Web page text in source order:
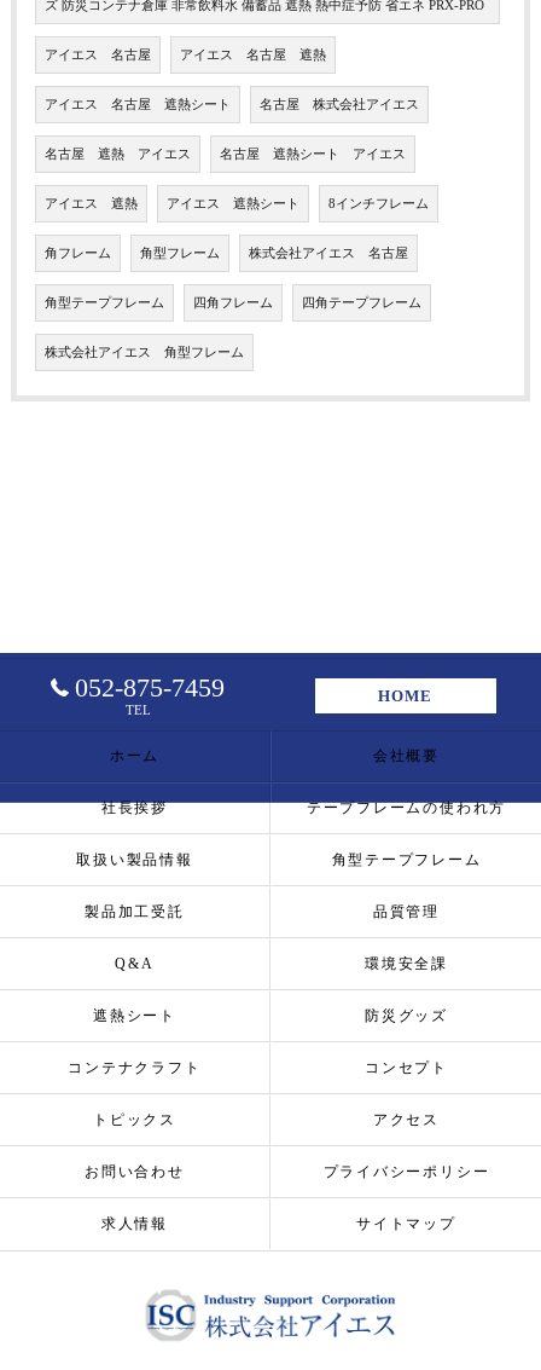
ズ 防災コンテナ倉庫 非常飲料水 備蓄品 遮熱 熱中症予防 省エネ PRX-PRO
アイエス 名古屋 アイエス 名古屋 遮熱
アイエス 名古屋 遮熱シート 名古屋 株式会社アイエス
名古屋 遮熱 アイエス 名古屋 遮熱シート アイエス
アイエス 遮熱 アイエス 遮熱シート 8インチフレーム
角フレーム 角型フレーム 株式会社アイエス 名古屋
角型テープフレーム 四角フレーム 四角テープフレーム
株式会社アイエス 角型フレーム
052-875-7459
TEL
HOME
ホーム 会社概要
社長挨拶 テープフレームの使われ方
取扱い製品情報 角型テープフレーム
製品加工受託 品質管理
Q&A 環境安全課
遮熱シート 防災グッズ
コンテナクラフト コンセプト
トピックス アクセス
お問い合わせ プライバシーポリシー
求人情報 サイトマップ